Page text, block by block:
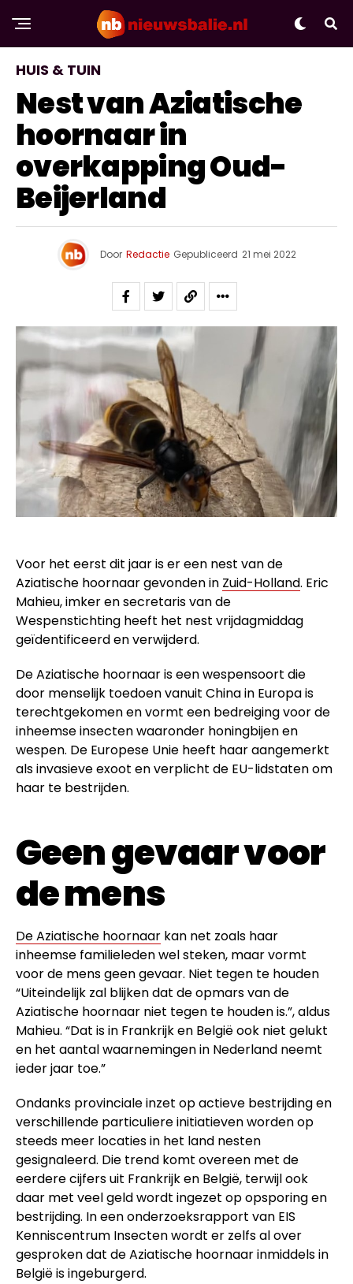
HUIS & TUIN
Nest van Aziatische
hoornaar in
overkapping Oud-
Beijerland
Door Redactie Gepubliceerd 21 mei 2022
Voor het eerst dit jaar is er een nest van de
Aziatische hoornaar gevonden in Zuid-Holland. Eric
Mahieu, imker en secretaris van de
Wespenstichting heeft het nest vrijdagmiddag
geïdentificeerd en verwijderd.
De Aziatische hoornaar is een wespensoort die
door menselijk toedoen vanuit China in Europa is
terechtgekomen en vormt een bedreiging voor de
inheemse insecten waaronder honingbijen en
wespen. De Europese Unie heeft haar aangemerkt
als invasieve exoot en verplicht de EU-lidstaten om
haar te bestrijden.
Geen gevaar voor
de mens
De Aziatische hoornaar kan net zoals haar
inheemse familieleden wel steken, maar vormt
voor de mens geen gevaar. Niet tegen te houden
“Uiteindelijk zal blijken dat de opmars van de
Aziatische hoornaar niet tegen te houden is.”, aldus
Mahieu. “Dat is in Frankrijk en België ook niet gelukt
en het aantal waarnemingen in Nederland neemt
ieder jaar toe.”
Ondanks provinciale inzet op actieve bestrijding en
verschillende particuliere initiatieven worden op
steeds meer locaties in het land nesten
gesignaleerd. Die trend komt overeen met de
eerdere cijfers uit Frankrijk en België, terwijl ook
daar met veel geld wordt ingezet op opsporing en
bestrijding. In een onderzoeksrapport van EIS
Kenniscentrum Insecten wordt er zelfs al over
gesproken dat de Aziatische hoornaar inmiddels in
België is ingeburgerd.